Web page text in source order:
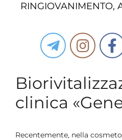
RINGIOVANIMENTO,
clinica
Recentemente, nella